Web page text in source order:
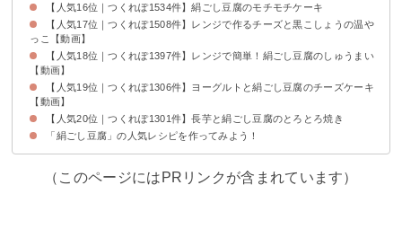
【人気16位｜つくれぽ1534件】絹ごし豆腐のモチモチケーキ
【人気17位｜つくれぽ1508件】レンジで作るチーズと黒こしょうの温や
っこ【動画】
【人気18位｜つくれぽ1397件】レンジで簡単！絹ごし豆腐のしゅうまい
【動画】
【人気19位｜つくれぽ1306件】ヨーグルトと絹ごし豆腐のチーズケーキ
【動画】
【人気20位｜つくれぽ1301件】長芋と絹ごし豆腐のとろとろ焼き
「絹ごし豆腐」の人気レシピを作ってみよう！
（このページにはPRリンクが含まれています）